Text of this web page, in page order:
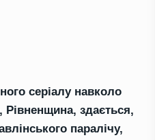
серіалу навколо
Рівненщина, здається,
паралічу,